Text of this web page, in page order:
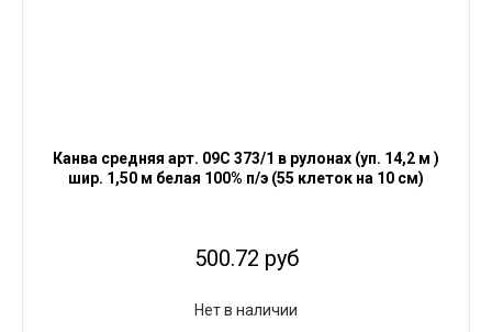
Канва средняя арт. 09С 373/1 в рулонах (уп. 14,2 м )
шир. 1,50 м белая 100% п/э (55 клеток на 10 см)
500.72 руб
Нет в наличии